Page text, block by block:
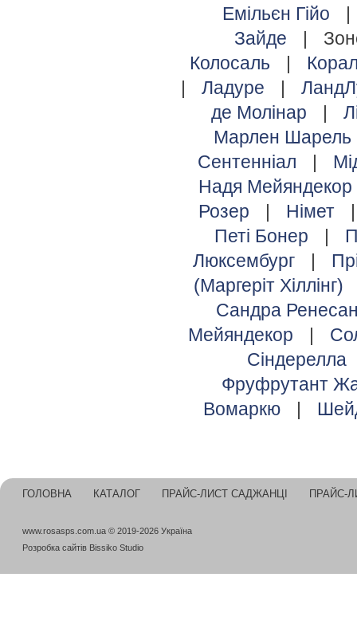
Емільєн Гійо
|
Зайде
|
Колосаль
|
|
Ладуре |
де Молінар
|
Марлен Шарель
Сентенніал
|
Надя Мейяндекор
Розер
| Німет
Петі Бонер
|
Люксембург
|
(Маргеріт Хіллінг)
Сандра
Мейяндекор
|
Сіндерелла
Фруфрутант
Вомаркю
|
ГОЛОВНА КАТАЛОГ ПРАЙС-ЛИСТ САДЖАНЦІ ПРАЙС-
www.rosasps.com.ua © 2019-2026 Україна
Розробка сайтів Bissiko Studio